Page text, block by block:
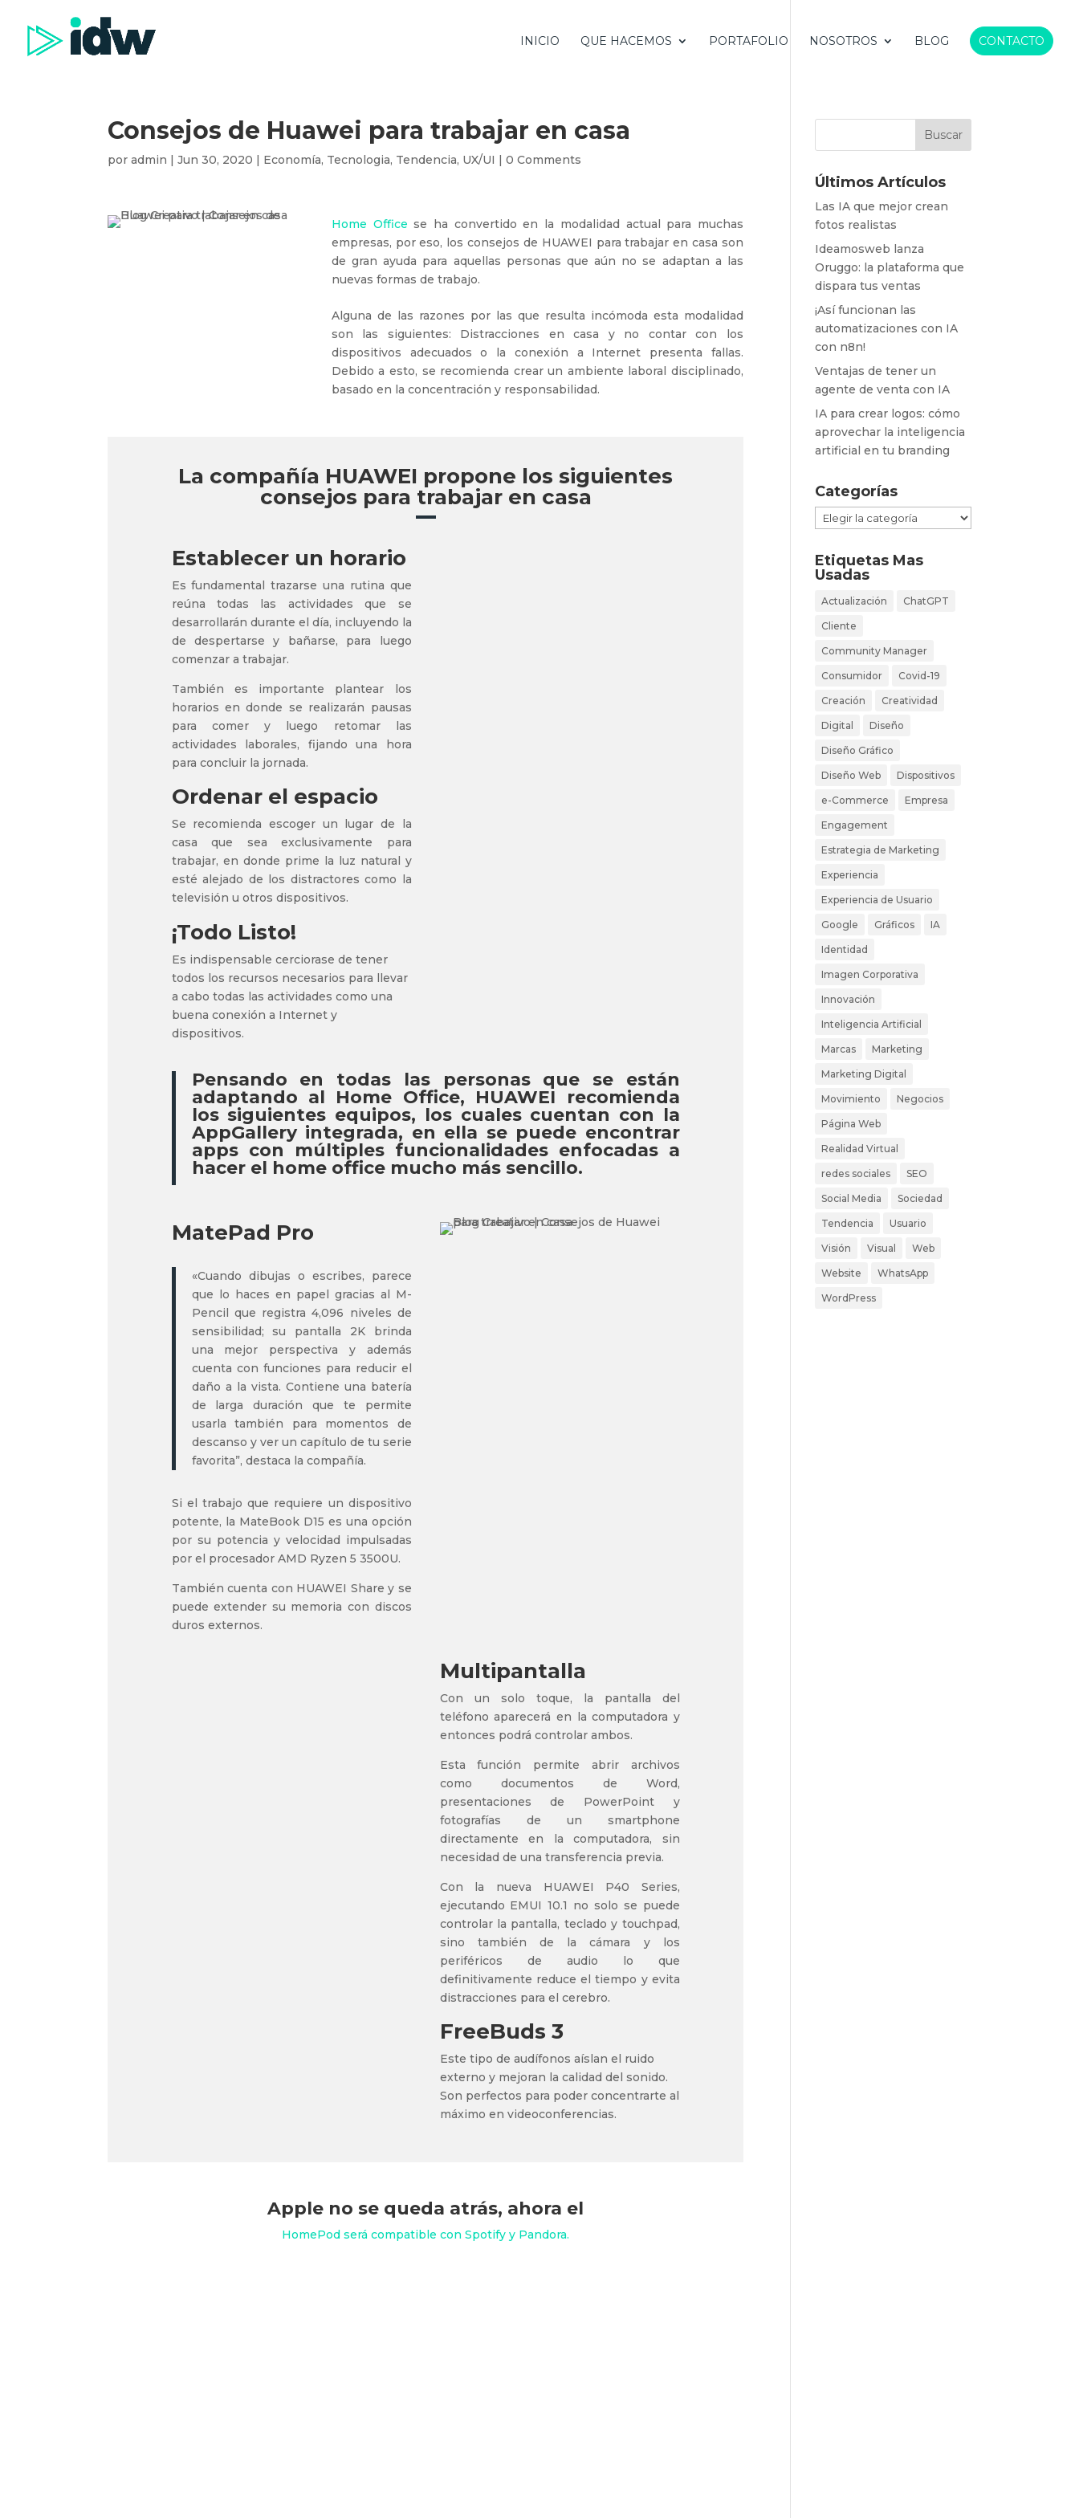
INICIO QUE HACEMOS PORTAFOLIO NOSOTROS BLOG CONTACTO
Consejos de Huawei para trabajar en casa
poradmin |Jun 30, 2020 | Economía, Tecnologia, Tendencia, UX/UI |0 Comments
Home Office se ha convertido en la modalidad actual para muchas
empresas, por eso, los consejos de HUAWEI para trabajar en casa son
de gran ayuda para aquellas personas que aún no se adaptan a las
nuevas formas de trabajo.
Alguna de las razones por las que resulta incómoda esta modalidad
son las siguientes: Distracciones en casa y no contar con los
dispositivos adecuados o la conexión a Internet presenta fallas.
Debido a esto, se recomienda crear un ambiente laboral disciplinado,
basado en la concentración y responsabilidad.
La compañía HUAWEI propone los siguientes
consejos para trabajar en casa
Establecer un horario
Es fundamental trazarse una rutina que
reúna todas las actividades que se
desarrollarán durante el día, incluyendo la
de despertarse y bañarse, para luego
comenzar a trabajar.
También es importante plantear los
horarios en donde se realizarán pausas
para comer y luego retomar las
actividades laborales, fijando una hora
para concluir la jornada.
Ordenar el espacio
Se recomienda escoger un lugar de la
casa que sea exclusivamente para
trabajar, en donde prime la luz natural y
esté alejado de los distractores como la
televisión u otros dispositivos.
¡Todo Listo!
Es indispensable cerciorase de tener
todos los recursos necesarios para llevar
a cabo todas las actividades como una
buena conexión a Internet y
dispositivos.
Pensando en todas las personas que se están
adaptando al Home Office, HUAWEI recomienda
los siguientes equipos, los cuales cuentan con la
AppGallery integrada, en ella se puede encontrar
apps con múltiples funcionalidades enfocadas a
hacer el home office mucho más sencillo.
MatePad Pro
«Cuando dibujas o escribes, parece
que lo haces en papel gracias al M-
Pencil que registra 4,096 niveles de
sensibilidad; su pantalla 2K brinda
una mejor perspectiva y además
cuenta con funciones para reducir el
daño a la vista. Contiene una batería
de larga duración que te permite
usarla también para momentos de
descanso y ver un capítulo de tu serie
favorita”, destaca la compañía.
Si el trabajo que requiere un dispositivo
potente, la MateBook D15 es una opción
por su potencia y velocidad impulsadas
por el procesador AMD Ryzen 5 3500U.
También cuenta con HUAWEI Share y se
puede extender su memoria con discos
duros externos.
Multipantalla
Con un solo toque, la pantalla del
teléfono aparecerá en la computadora y
entonces podrá controlar ambos.
Esta función permite abrir archivos
como documentos de Word,
presentaciones de PowerPoint y
fotografías de un smartphone
directamente en la computadora, sin
necesidad de una transferencia previa.
Con la nueva HUAWEI P40 Series,
ejecutando EMUI 10.1 no solo se puede
controlar la pantalla, teclado y touchpad,
sino también de la cámara y los
periféricos de audio lo que
definitivamente reduce el tiempo y evita
distracciones para el cerebro.
FreeBuds 3
Este tipo de audífonos aíslan el ruido
externo y mejoran la calidad del sonido.
Son perfectos para poder concentrarte al
máximo en videoconferencias.
Apple no se queda atrás, ahora el
HomePod será compatible con Spotify y Pandora.
Últimos Artículos
Las IA que mejor crean
fotos realistas
Ideamosweb lanza
Oruggo: la plataforma que
dispara tus ventas
¡Así funcionan las
automatizaciones con IA
con n8n!
Ventajas de tener un
agente de venta con IA
IA para crear logos: cómo
aprovechar la inteligencia
artificial en tu branding
Categorías
Categorías
Etiquetas Mas
Usadas
Actualización ChatGPT
Cliente
Community Manager
Consumidor Covid-19
Creación Creatividad
Digital Diseño
Diseño Gráfico
Diseño Web Dispositivos
e-Commerce Empresa
Engagement
Estrategia de Marketing
Experiencia
Experiencia de Usuario
Google Gráficos IA
Identidad
Imagen Corporativa
Innovación
Inteligencia Artificial
Marcas Marketing
Marketing Digital
Movimiento Negocios
Página Web
Realidad Virtual
redes sociales SEO
Social Media Sociedad
Tendencia Usuario
Visión Visual Web
Website WhatsApp
WordPress